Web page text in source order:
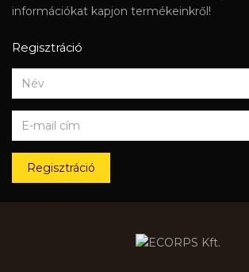
információkat kapjon termékeinkről!
Regisztráció
Regisztráció